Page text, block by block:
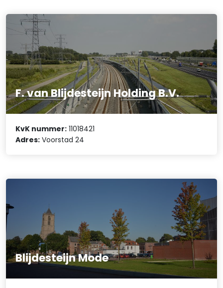
F. van Blijdesteijn Holding B.V.
KvK nummer: 11018421
Adres: Voorstad 24
Blijdesteijn Mode